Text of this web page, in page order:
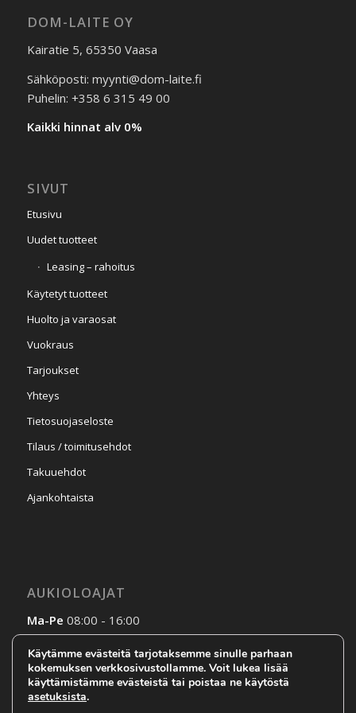
DOM-LAITE OY
Kairatie 5, 65350 Vaasa
Sähköposti: myynti@dom-laite.fi
Puhelin: +358 6 315 49 00
Kaikki hinnat alv 0%
SIVUT
Etusivu
Uudet tuotteet
Leasing – rahoitus
Käytetyt tuotteet
Huolto ja varaosat
Vuokraus
Tarjoukset
Yhteys
Tietosuojaseloste
Tilaus / toimitusehdot
Takuuehdot
Ajankohtaista
AUKIOLOAJAT
Ma-Pe 08:00 - 16:00
La-SuSopimuksen mukaan
Käytämme evästeitä tarjotaksemme sinulle parhaan
kokemuksen verkkosivustollamme. Voit lukea lisää
käyttämistämme evästeistä tai poistaa ne käytöstä
asetuksista.